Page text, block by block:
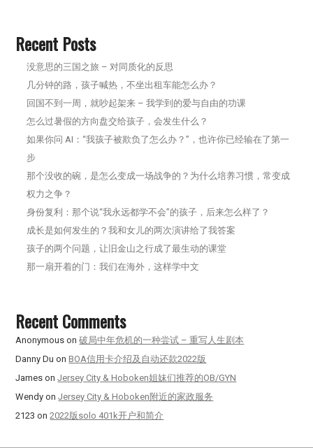
Recent Posts
没意思的三国之旅 – 对同质化的反思
几分钟的路，孩子喊热，不坐出租车能怎么办？
回国不到一周，就吵起架来 – 我学到的爱与自由的功课
怎么过暑假的方向盘交给孩子，会发生什么？
如果你问 AI：“我孩子被欺负了怎么办？”，也许你已经输在了第一
步
那个没收的碗，是怎么变成一场战争的？为什么培养习惯，常变成
权力之争？
身份复利：那个说“我永远都学不会”的孩子，后来怎么样了？
成长是如何发生的？我和女儿的两次演讲给了我答案
孩子的两个问题，让旧金山之行成了最生动的课堂
那一扇开着的门：我们在海外，这样学中文
Recent Comments
Anonymous on破局中年危机的一种尝试 – 重写人生剧本
Danny Du onBOA信用卡介绍及自动还款2022版
James onJersey City & Hoboken姐妹们推荐的OB/GYN
Wendy onJersey City & Hoboken附近的家政服务
2123 on2022版solo 401k开户和简介